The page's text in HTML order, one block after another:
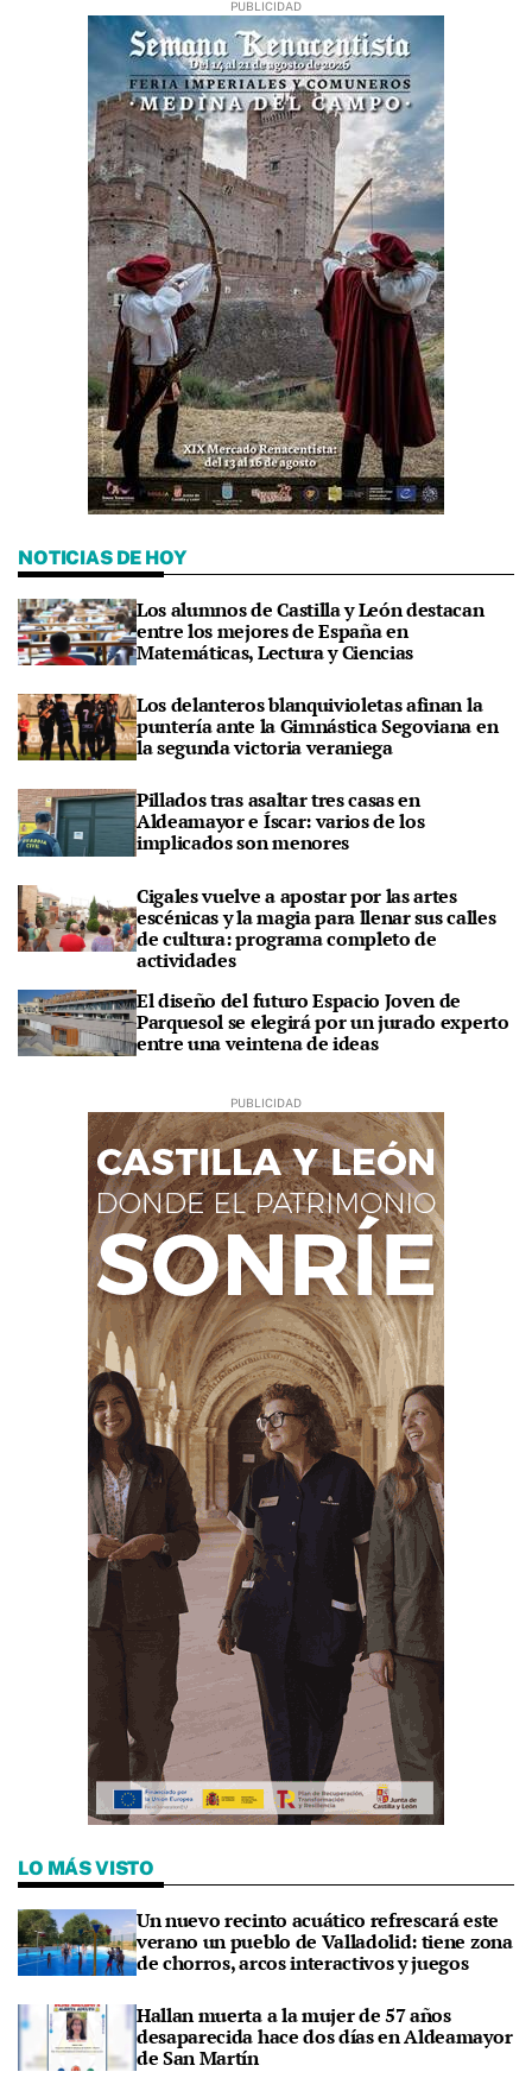
NOTICIAS DE HOY
Los alumnos de Castilla y León destacan
entre los mejores de España en
Matemáticas, Lectura y Ciencias
Los delanteros blanquivioletas afinan la
puntería ante la Gimnástica Segoviana en
la segunda victoria veraniega
Pillados tras asaltar tres casas en
Aldeamayor e Íscar: varios de los
implicados son menores
Cigales vuelve a apostar por las artes
escénicas y la magia para llenar sus calles
de cultura: programa completo de
actividades
El diseño del futuro Espacio Joven de
Parquesol se elegirá por un jurado experto
entre una veintena de ideas
LO MÁS VISTO
Un nuevo recinto acuático refrescará este
verano un pueblo de Valladolid: tiene zona
de chorros, arcos interactivos y juegos
Hallan muerta a la mujer de 57 años
desaparecida hace dos días en Aldeamayor
de San Martín